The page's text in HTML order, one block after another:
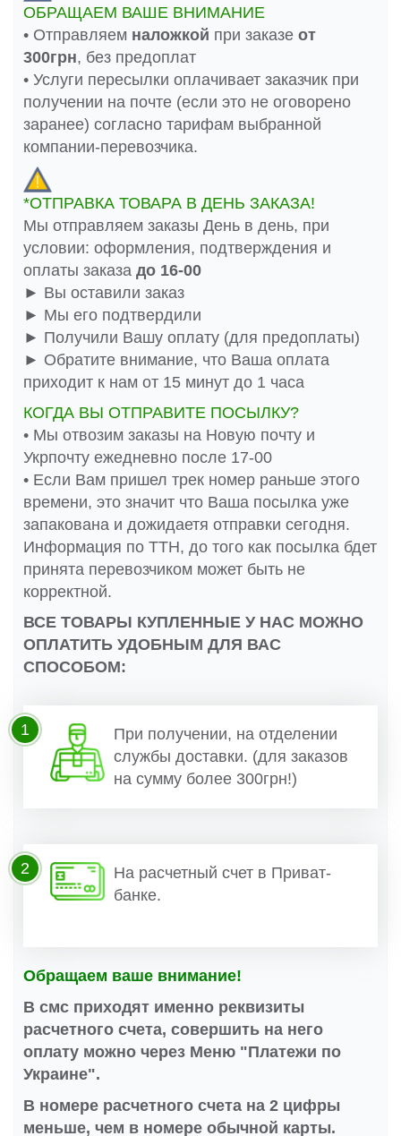
ОБРАЩАЕМ ВАШЕ ВНИМАНИЕ
• Отправляем наложкой при заказе от
300грн, без предоплат
• Услуги пересылки оплачивает заказчик при
получении на почте (если это не оговорено
заранее) согласно тарифам выбранной
компании-перевозчика.
*ОТПРАВКА ТОВАРА В ДЕНЬ ЗАКАЗА!
Мы отправляем заказы День в день, при
условии: оформления, подтверждения и
оплаты заказа до 16-00
► Вы оставили заказ
► Мы его подтвердили
► Получили Вашу оплату (для предоплаты)
► Обратите внимание, что Ваша оплата
приходит к нам от 15 минут до 1 часа
КОГДА ВЫ ОТПРАВИТЕ ПОСЫЛКУ?
• Мы отвозим заказы на Новую почту и
Укрпочту ежедневно после 17-00
• Если Вам пришел трек номер раньше этого
времени, это значит что Ваша посылка уже
запакована и дожидаетя отправки сегодня.
Информация по ТТН, до того как посылка бдет
принята перевозчиком может быть не
корректной.
ВСЕ ТОВАРЫ КУПЛЕННЫЕ У НАС МОЖНО
ОПЛАТИТЬ УДОБНЫМ ДЛЯ ВАС
СПОСОБОМ:
При получении, на отделении
службы доставки. (для заказов
на сумму более 300грн!)
1
На расчетный счет в Приват-
банке.
2
Обращаем ваше внимание!
В смс приходят именно реквизиты
расчетного счета, совершить на него
оплату можно через Меню "Платежи по
Украине".
В номере расчетного счета на 2 цифры
меньше, чем в номере обычной карты.